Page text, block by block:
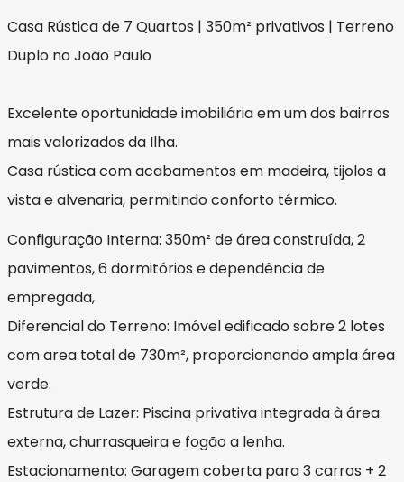
Casa Rústica de 7 Quartos | 350m² privativos | Terreno
Duplo no João Paulo
​Excelente oportunidade imobiliária em um dos bairros
mais valorizados da Ilha.
Casa rústica com acabamentos em madeira, tijolos a
vista e alvenaria, permitindo conforto térmico.
​Configuração Interna: 350m² de área construída, 2
pavimentos, 6 dormitórios e dependência de
empregada,
​Diferencial do Terreno: Imóvel edificado sobre 2 lotes
com area total de 730m², proporcionando ampla área
verde.
​Estrutura de Lazer: Piscina privativa integrada à área
externa, churrasqueira e fogão a lenha.
​Estacionamento: Garagem coberta para 3 carros + 2